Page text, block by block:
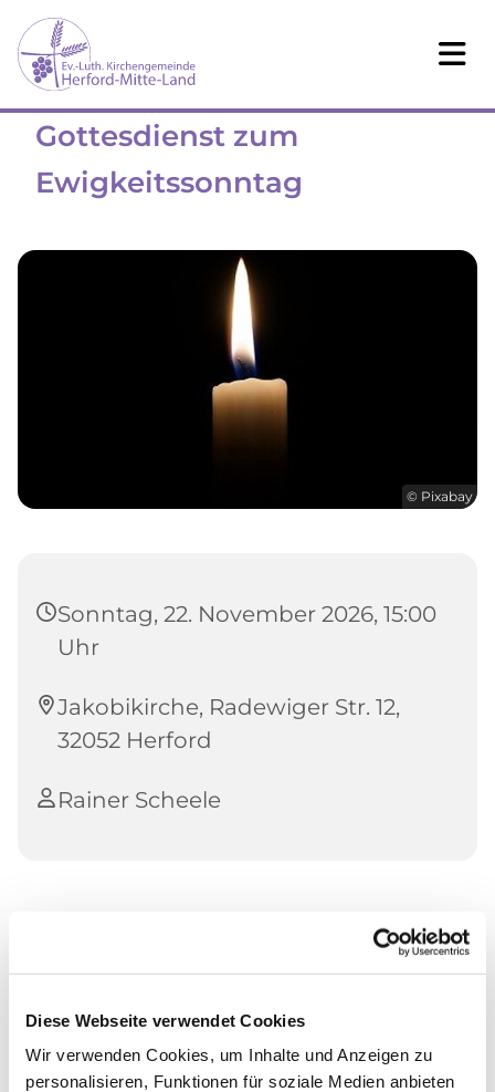
Diese Webseite verwendet Cookies
Wir verwenden Cookies, um Inhalte und Anzeigen zu
personalisieren, Funktionen für soziale Medien anbieten
Gottesdienst zum
Ewigkeitssonntag
© Pixabay
Sonntag, 22. November 2026, 15:00
Uhr
Jakobikirche, Radewiger Str. 12,
32052 Herford
Rainer Scheele